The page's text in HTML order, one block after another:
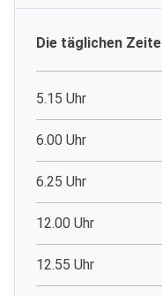
Die täglichen
5.15 Uhr
6.00 Uhr
6.25 Uhr
12.00 Uhr
12.55 Uhr